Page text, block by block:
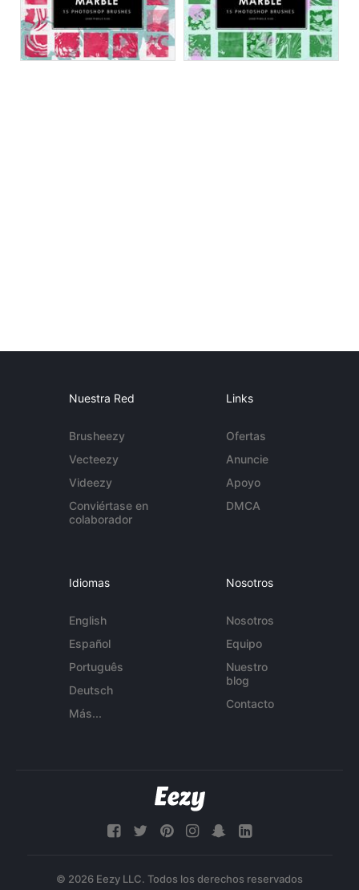
Nuestra Red
Brusheezy
Vecteezy
Videezy
Conviértase en
colaborador
Links
Ofertas
Anuncie
Apoyo
DMCA
Idiomas
English
Español
Português
Deutsch
Más...
Nosotros
Nosotros
Equipo
Nuestro
blog
Contacto
© 2026 Eezy LLC. Todos los derechos reservados